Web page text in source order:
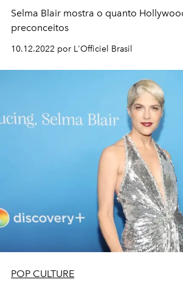
Selma Blair mostra o quanto
preconceitos
10.12.2022 por L'Officiel Brasil
POP CULTURE